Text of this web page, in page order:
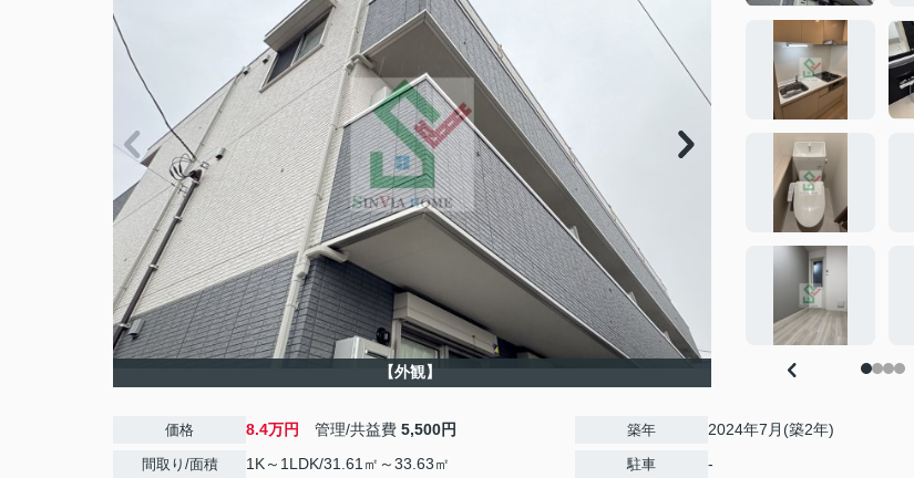
【外観】
価格 8.4万円 管理/共益費 5,500円
間取り/面積 1K～1LDK/31.61㎡～33.63㎡
築年 2024年7月(築2年)
駐車 -